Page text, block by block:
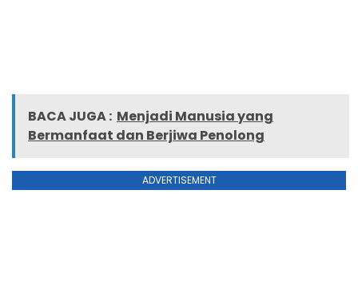
BACA JUGA : Menjadi Manusia yang
Bermanfaat dan Berjiwa Penolong
ADVERTISEMENT